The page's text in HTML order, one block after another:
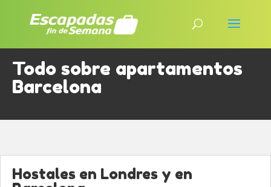
Todo sobre apartamentos
Barcelona
Hostales en Londres y en